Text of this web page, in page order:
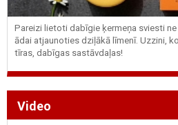
Pareizi lietoti dabīgie ķermeņa sviesti
ādai atjaunoties dziļākā līmenī. Uzzini,
tīras, dabīgas sastāvdaļas!
Video